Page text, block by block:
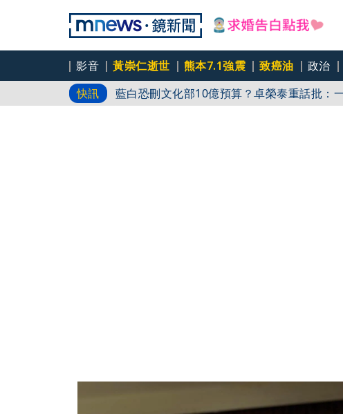
影音 黃崇仁逝世 熊本7.1強震 致癌油 政治
快訊
百年堂黃金苦茶油苯駢芘超標 216瓶急下架
藍白恐刪文化部10億預算？卓榮泰重話批：